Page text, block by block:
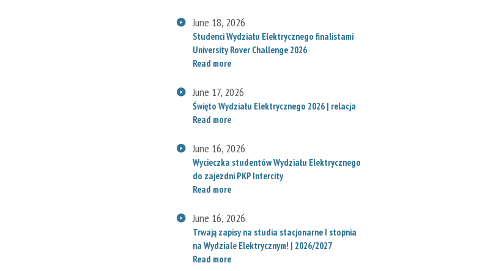
June 18, 2026
Studenci Wydziału Elektrycznego finalistami
University Rover Challenge 2026
Read more
June 17, 2026
Święto Wydziału Elektrycznego 2026 | relacja
Read more
June 16, 2026
Wycieczka studentów Wydziału Elektrycznego
do zajezdni PKP Intercity
Read more
June 16, 2026
Trwają zapisy na studia stacjonarne I stopnia
na Wydziale Elektrycznym! | 2026/2027
Read more